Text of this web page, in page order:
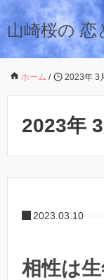
山崎桜の 恋
ホーム / 2023年 3
2023年
2023.03.10
相性は